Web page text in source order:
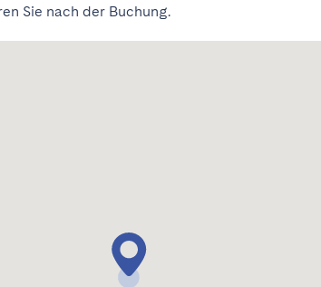
Sie nach der Buchung.